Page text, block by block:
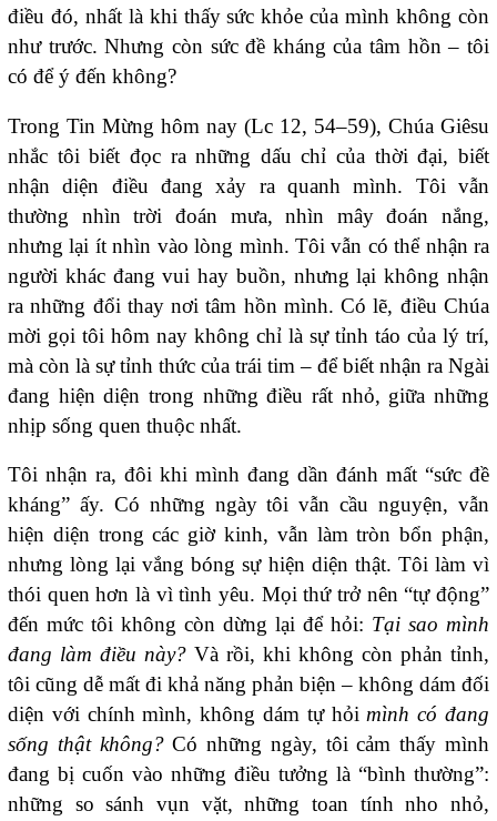
điều đó, nhất là khi thấy sức khỏe của mình không còn
như trước. Nhưng còn sức đề kháng của tâm hồn – tôi
có để ý đến không?
Trong Tin Mừng hôm nay (Lc 12, 54–59), Chúa Giêsu
nhắc tôi biết đọc ra những dấu chỉ của thời đại, biết
nhận diện điều đang xảy ra quanh mình. Tôi vẫn
thường nhìn trời đoán mưa, nhìn mây đoán nắng,
nhưng lại ít nhìn vào lòng mình. Tôi vẫn có thể nhận ra
người khác đang vui hay buồn, nhưng lại không nhận
ra những đổi thay nơi tâm hồn mình. Có lẽ, điều Chúa
mời gọi tôi hôm nay không chỉ là sự tỉnh táo của lý trí,
mà còn là sự tỉnh thức của trái tim – để biết nhận ra Ngài
đang hiện diện trong những điều rất nhỏ, giữa những
nhịp sống quen thuộc nhất.
Tôi nhận ra, đôi khi mình đang dần đánh mất “sức đề
kháng” ấy. Có những ngày tôi vẫn cầu nguyện, vẫn
hiện diện trong các giờ kinh, vẫn làm tròn bổn phận,
nhưng lòng lại vắng bóng sự hiện diện thật. Tôi làm vì
thói quen hơn là vì tình yêu. Mọi thứ trở nên “tự động”
đến mức tôi không còn dừng lại để hỏi: Tại sao mình
đang làm điều này? Và rồi, khi không còn phản tỉnh,
tôi cũng dễ mất đi khả năng phản biện – không dám đối
diện với chính mình, không dám tự hỏimình có đang
sống thật không?Có những ngày, tôi cảm thấy mình
đang bị cuốn vào những điều tưởng là “bình thường”:
những so sánh vụn vặt, những toan tính nho nhỏ,